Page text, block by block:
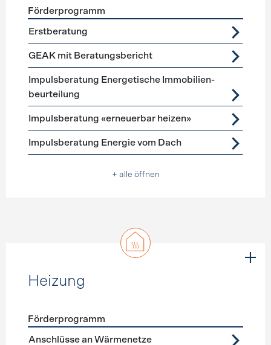
Förderprogramme
Förderprogramm
Erstberatung
GEAK mit Beratungsbericht
Impuls­beratung Energetische Immobilien­
beurteilung
Impulsberatung «erneuerbar heizen»
Impulsberatung Energie vom Dach
+ alle öffnen
Heizung
Förderprogramme
Förderprogramm
Anschlüsse an Wärmenetze